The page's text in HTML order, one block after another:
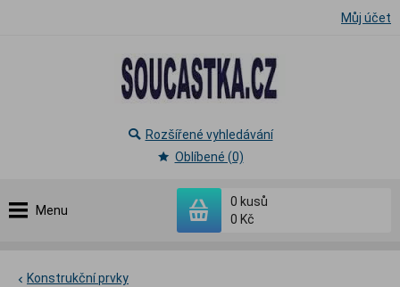
Můj účet
Menu
0 kusů
0 Kč
Rozšířené vyhledávání
Oblíbené (0)
Konstrukční prvky